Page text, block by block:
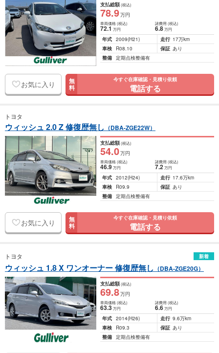
支払総額(税込)
78.9万円
車両価格(税込)
72.1万円
諸費用 (税込)
6.8 万円
年式 2009(H21) 走行 17万km
車検
R08.10 保証 あり
整備 定期点検整備有
お気に入り 無
料
今すぐ在庫確認・見積り依頼
電話する
トヨタ
ウィッシュ 2.0 Z 修復歴無し （DBA-ZGE22W）
支払総額(税込)
54.0万円
車両価格(税込)
46.9万円
諸費用 (税込)
7.2 万円
年式 2012(H24) 走行 17.6万km
車検
R09.9 保証 あり
整備 定期点検整備有
お気に入り 無
料
今すぐ在庫確認・見積り依頼
電話する
トヨタ 新着
ウィッシュ 1.8 X ワンオーナー 修復歴無し （DBA-ZGE20G）
支払総額(税込)
69.8万円
車両価格(税込)
63.3万円
諸費用 (税込)
6.6 万円
年式 2014(H26) 走行 9.6万km
車検
R09.3 保証 あり
整備 定期点検整備有